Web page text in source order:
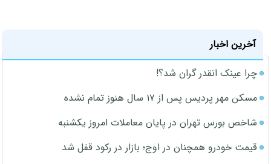
آخرین اخبار
چرا عینک انقدر گران شد؟!
مسکن مهر پردیس پس از ۱۷ سال هنوز تمام نشده
شاخص بورس تهران در پایان معاملات امروز یکشنبه
قیمت خودرو همچنان در اوج؛ بازار در رکود قفل شد